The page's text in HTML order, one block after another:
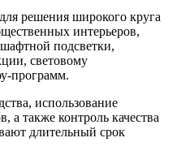
решения широкого круга
интерьеров,
подсветки,
световому
программ.
использование
а также контроль качества
длительный срок